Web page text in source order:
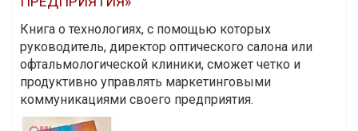
Книга о технологиях, с помощью которых
руководитель, директор оптического салона или
офтальмологической клиники, сможет четко и
продуктивно управлять маркетинговыми
коммуникациями своего предприятия.